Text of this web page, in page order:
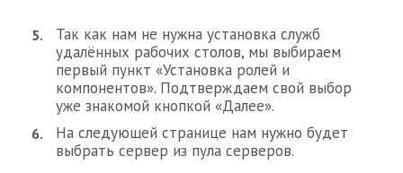
Так как нам не нужна установка служб
удалённых рабочих столов, мы выбираем
первый пункт «Установка ролей и
компонентов». Подтверждаем свой выбор
уже знакомой кнопкой «Далее».
На следующей странице нам нужно будет
выбрать сервер из пула серверов.